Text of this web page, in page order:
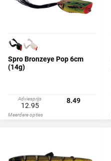
Spro Bronzeye Pop 6cm
(14g)
Adviesprijs
12.95
8.49
Meerdere opties